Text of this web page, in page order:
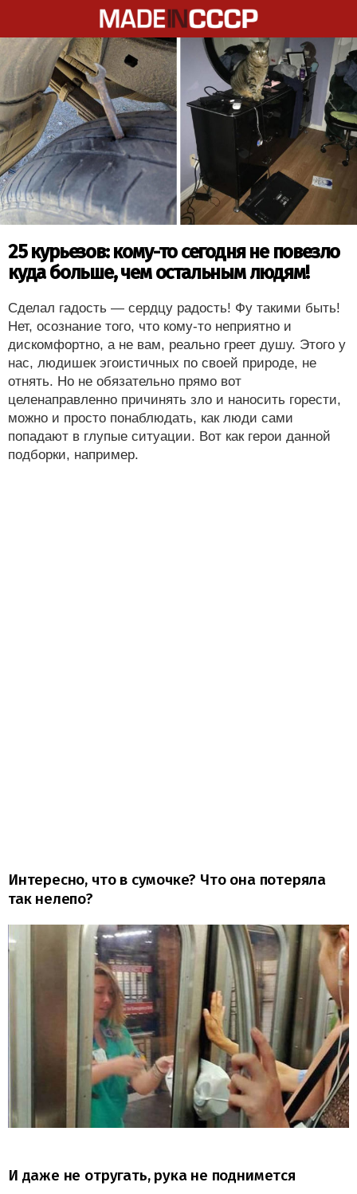
25 курьезов: кому-то сегодня не повезло
куда больше, чем остальным людям!
Сделал гадость — сердцу радость! Фу такими быть!
Нет, осознание того, что кому-то неприятно и
дискомфортно, а не вам, реально греет душу. Этого у
нас, людишек эгоистичных по своей природе, не
отнять. Но не обязательно прямо вот
целенаправленно причинять зло и наносить горести,
можно и просто понаблюдать, как люди сами
попадают в глупые ситуации. Вот как герои данной
подборки, например.
Интересно, что в сумочке? Что она потеряла
так нелепо?
И даже не отругать, рука не поднимется